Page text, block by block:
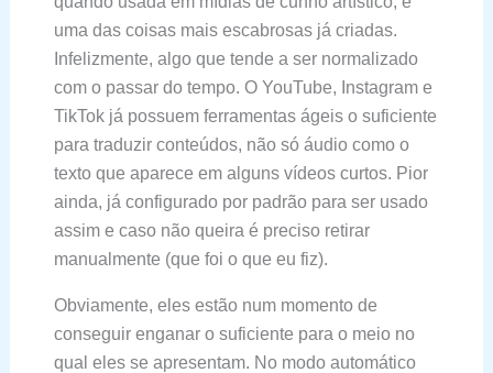
uma das coisas mais escabrosas já criadas.
Infelizmente, algo que tende a ser normalizado
com o passar do tempo. O YouTube, Instagram e
TikTok já possuem ferramentas ágeis o suficiente
para traduzir conteúdos, não só áudio como o
texto que aparece em alguns vídeos curtos. Pior
ainda, já configurado por padrão para ser usado
assim e caso não queira é preciso retirar
manualmente (que foi o que eu fiz).
Obviamente, eles estão num momento de
conseguir enganar o suficiente para o meio no
qual eles se apresentam. No modo automático